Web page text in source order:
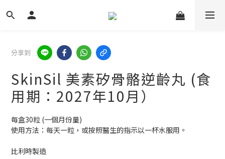
分享到
SkinSil 美素矽骨骼逆齡丸 (食
用期：2027年10月）
每盒30粒 (一個月份量)
使用方法：每天一粒，或按照醫生的指示以一杯水服用。
比利時製造